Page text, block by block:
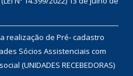
Nº 01/2026 – MULTILINGUAGEM